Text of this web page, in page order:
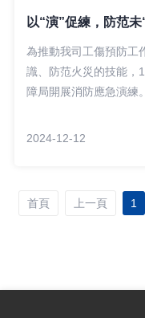
以“演”促練，防范
為推動我司工傷預防工
識、防范火災的技能，
障局開展消防應急演練。
2024-12-12
首頁 上一頁 1